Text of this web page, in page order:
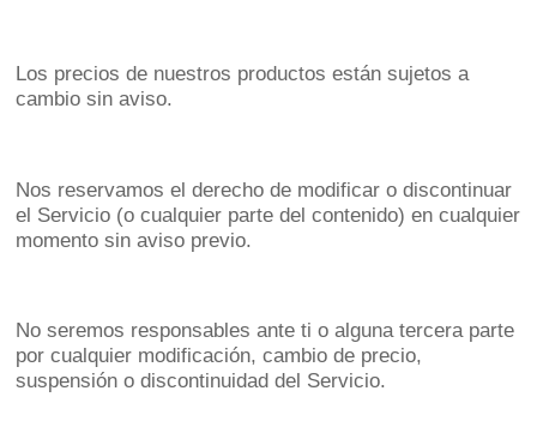
Los precios de nuestros productos están sujetos a
cambio sin aviso.
Nos reservamos el derecho de modificar o discontinuar
el Servicio (o cualquier parte del contenido) en cualquier
momento sin aviso previo.
No seremos responsables ante ti o alguna tercera parte
por cualquier modificación, cambio de precio,
suspensión o discontinuidad del Servicio.